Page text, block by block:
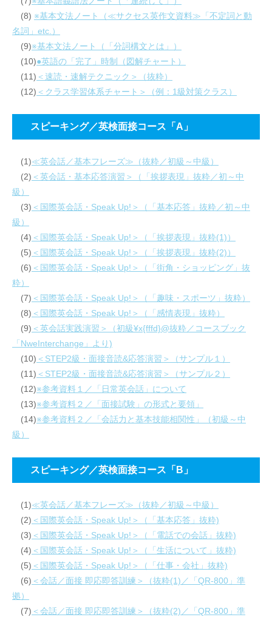
(8) ※基本文法ノート（≪サクセス英作文資料≫「不定詞と動
名詞」etc.）
(9)※基本文法ノート（「分詞構文とは」）
(10)●英語の「完了」時制（図解チャート）
(11) ＜速読・速解テクニック＞（抜粋）
(12) ＜クラス学習体系チャート＞（例：1級対策クラス）
スピーキング／英検面接コース「A」
(1)≪英会話／基本フレーズ≫（抜粋／初級～中級）
(2) ＜英会話・基本応答演習＞（「挨拶表現」抜粋／初～中
級）
(3) ＜国際英会話・Speak Up!＞（「基本応答」抜粋／初～中
級）
(4) ＜国際英会話・Speak Up!＞（「挨拶表現」抜粋(1)）
(5) ＜国際英会話・Speak Up!＞（「挨拶表現」抜粋(2)）
(6) ＜国際英会話・Speak Up!＞（「街角・ショッピング」抜
粋）
(7) ＜国際英会話・Speak Up!＞（「趣味・スポーツ」抜粋）
(8) ＜国際英会話・Speak Up!＞（「感情表現」抜粋）
(9) ＜英会話実践演習＞（初級¥x{fffd}@抜粋／コースブック
「NweInterchange」より)
(10) ＜STEP2級・面接音読&応答演習＞（サンプル１）
(11) ＜STEP2級・面接音読&応答演習＞（サンプル２）
(12)※参考資料１／「日常英会話」について
(13)※参考資料２／「面接試験」の形式と要領」
(14)※参考資料２／「会話力と基本技能相関性」（初級～中
級）
スピーキング／英検面接コース「B」
(1)≪英会話／基本フレーズ≫（抜粋／初級～中級）
(2) ＜国際英会話・Speak Up!＞（「基本応答」抜粋)
(3) ＜国際英会話・Speak Up!＞（「電話での会話」抜粋)
(4) ＜国際英会話・Speak Up!＞（「生活について」抜粋)
(5) ＜国際英会話・Speak Up!＞（「仕事・会社」抜粋)
(6) ＜会話／面接 即応即答訓練＞（抜粋(1)／「QR-800」準
拠）
(7) ＜会話／面接 即応即答訓練＞（抜粋(2)／「QR-800」準